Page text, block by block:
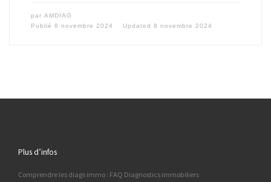
par AMDIAG
Publié 8 novembre 2024 Updated 8 novembre 2024
Plus d’infos
Comprendre les diags immo : FAQ Diagnostics immobiliers